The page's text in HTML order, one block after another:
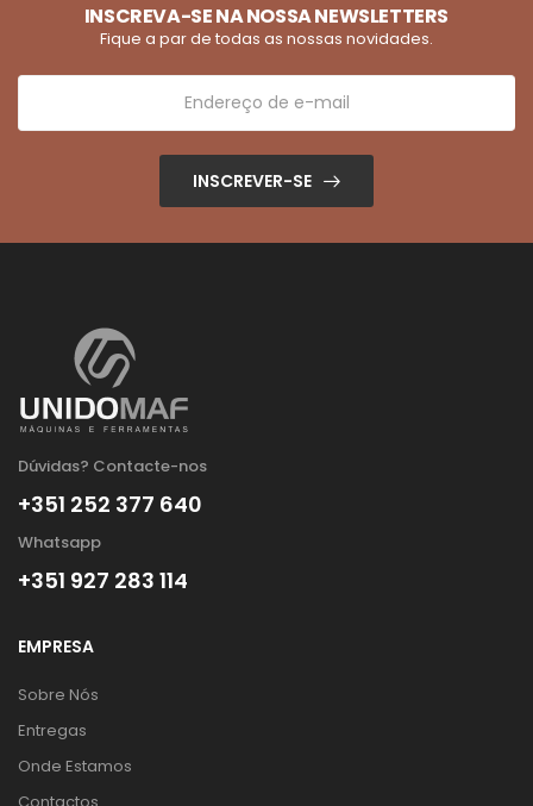
INSCREVA-SE NA NOSSA NEWSLETTERS
Fique a par de todas as nossas novidades.
INSCREVER-SE
Dúvidas? Contacte-nos
+351 252 377 640
Whatsapp
+351 927 283 114
EMPRESA
Sobre Nós
Entregas
Onde Estamos